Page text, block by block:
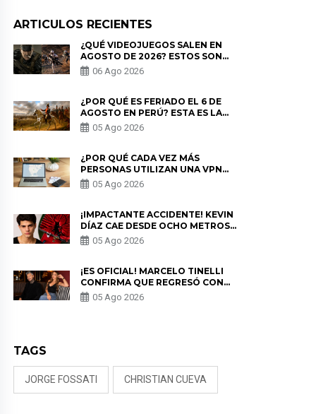
ARTICULOS RECIENTES
¿QUÉ VIDEOJUEGOS SALEN EN
AGOSTO DE 2026? ESTOS SON
LOS ESTRENOS MÁS ESPERADOS
06 Ago 2026
¿POR QUÉ ES FERIADO EL 6 DE
AGOSTO EN PERÚ? ESTA ES LA
HISTORIA
05 Ago 2026
¿POR QUÉ CADA VEZ MÁS
PERSONAS UTILIZAN UNA VPN
PARA PROTEGER SU
PRIVACIDAD?
05 Ago 2026
¡IMPACTANTE ACCIDENTE! KEVIN
DÍAZ CAE DESDE OCHO METROS
EN “ESTO ES GUERRA” Y GENERA
PREOCUPACIÓN
05 Ago 2026
¡ES OFICIAL! MARCELO TINELLI
CONFIRMA QUE REGRESÓ CON
MILETT FIGUEROA: “EL AMOR
PUDO MÁS”
05 Ago 2026
TAGS
JORGE FOSSATI CHRISTIAN CUEVA